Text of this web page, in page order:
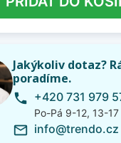
Jakýkoliv dotaz?
poradíme.
phone +420 731 979
Po-Pá 9-12, 13-17
mail_outline info@trendo.cz